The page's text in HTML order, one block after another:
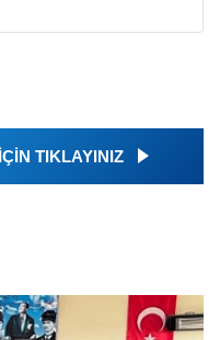
TIKLAYINIZ